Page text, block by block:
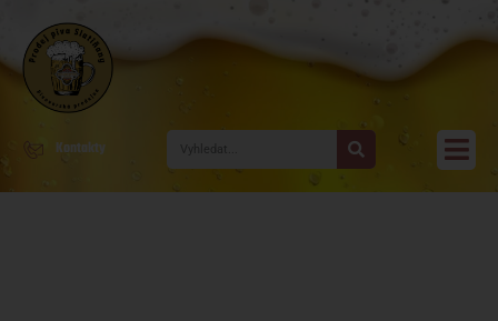
Kontakty